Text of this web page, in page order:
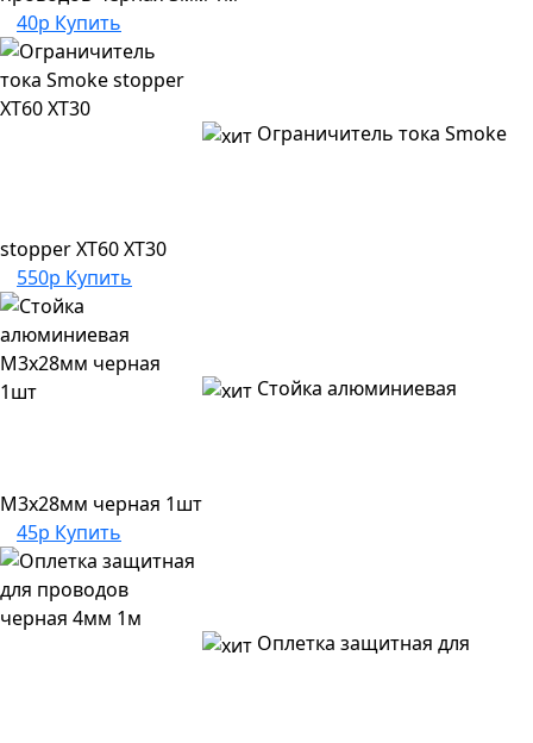
40р Купить
Ограничитель тока Smoke
stopper XT60 XT30
550р Купить
Стойка алюминиевая
M3x28мм черная 1шт
45р Купить
Оплетка защитная для